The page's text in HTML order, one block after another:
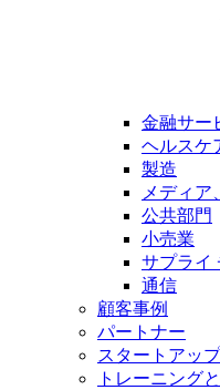
金融サー
ヘルスケ
製造
メディア
公共部門
小売業
サプライ
通信
顧客事例
パートナー
スタートアッ
トレーニング